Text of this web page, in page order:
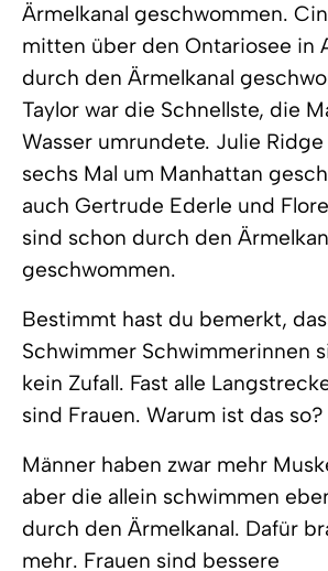
Ärmelkanal geschwommen.
mitten über den Ontariosee in
durch den Ärmelkanal
Taylor war die Schnellste, die
Wasser umrundete. Julie
sechs Mal um Manhattan
auch Gertrude Ederle und
sind schon durch den
geschwommen.
Bestimmt hast du bemerkt,
Schwimmer Schwimmerinnen
kein Zufall. Fast alle
sind Frauen. Warum ist das so?
Männer haben zwar mehr
aber die allein schwimmen
durch den Ärmelkanal. Dafür
mehr. Frauen sind bessere